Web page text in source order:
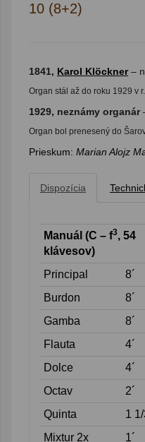
10 (8+2)
1841, Karol Klöckner–
Organ stál až do roku 1929 v
1929, neznámy organár
Organ bol prenesený do
Prieskum: Marian Alojz
Dispozícia
Manuál (C – f3, 54
klávesov)
Principal
8´
Burdon
8´
Gamba
8´
Flauta
4´
Dolce
4´
Octav
2´
Quinta
1 1/
Mixtur 2x
1´